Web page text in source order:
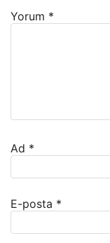
Yorum *
Ad *
E-posta *